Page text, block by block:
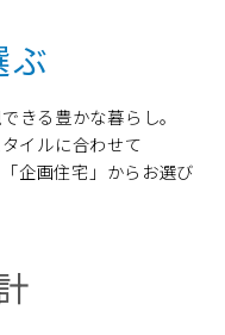
施設
オーナー様まで、賃貸経
す。
検討の方
ぶ
きる豊かな暮らし。
イルに合わせて
企画住宅」からお選び